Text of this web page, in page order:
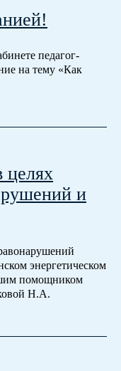
педагог-
на тему «Как
целях
и
энергетическом
помощником
Н.А.